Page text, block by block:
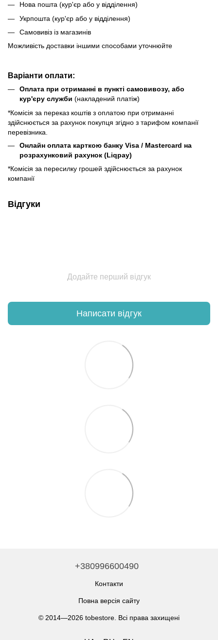
Нова пошта (кур'єр або у відділення)
Укрпошта (кур'єр або у відділення)
Самовивіз із магазинів
Можливість доставки іншими способами уточнюйте
Варіанти оплати:
Оплата при отриманні в пункті самовивозу, або
кур'єру служби (накладений платіж)
*Комісія за переказ коштів з оплатою при отриманні
здійснюється за рахунок покупця згідно з тарифом компанії
перевізника.
Онлайн оплата карткою банку Visa / Mastercard на
розрахунковий рахунок (Liqpay)
*Комісія за пересилку грошей здійснюється за рахунок
компанії
Відгуки
Додайте перший відгук
Написати відгук
+380996600490
Контакти
Повна версія сайту
© 2014—2026 tobestore. Всі права захищені